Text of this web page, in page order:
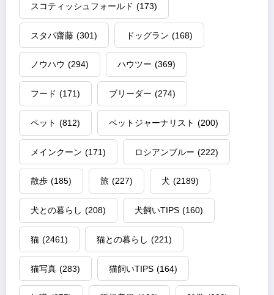
スコティッシュフォールド (173)
スタパ齋藤 (301) ドッグラン (168)
ノウハウ (294) ハウツー (369)
フード (171) ブリーダー (274)
ペット (812) ペットジャーナリスト (200)
メインクーン (171) ロシアンブルー (222)
散歩 (185) 旅 (227) 犬 (2189)
犬との暮らし (208) 犬飼いTIPS (160)
猫 (2461) 猫との暮らし (221)
猫写真 (283) 猫飼いTIPS (164)